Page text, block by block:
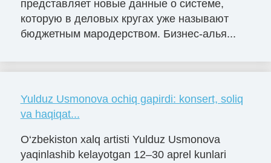
представляет новые данные о системе,
которую в деловых кругах уже называют
бюджетным мародерством. Бизнес-алья...
Yulduz Usmonova ochiq gapirdi: konsert, soliq
va haqiqat...
O‘zbekiston xalq artisti Yulduz Usmonova
yaqinlashib kelayotgan 12–30 aprel kunlari